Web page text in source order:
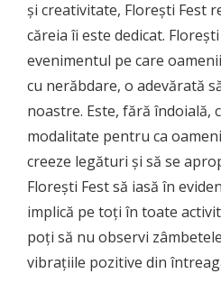
și creativitate, Florești Fest
căreia îi este dedicat.
evenimentul pe care
cu nerăbdare, o adevărată
noastre. Este, fără îndoială,
modalitate pentru ca
creeze legături și să se
Florești Fest să iasă în
implică pe toți în toate
poți să nu observi
vibrațiile pozitive din